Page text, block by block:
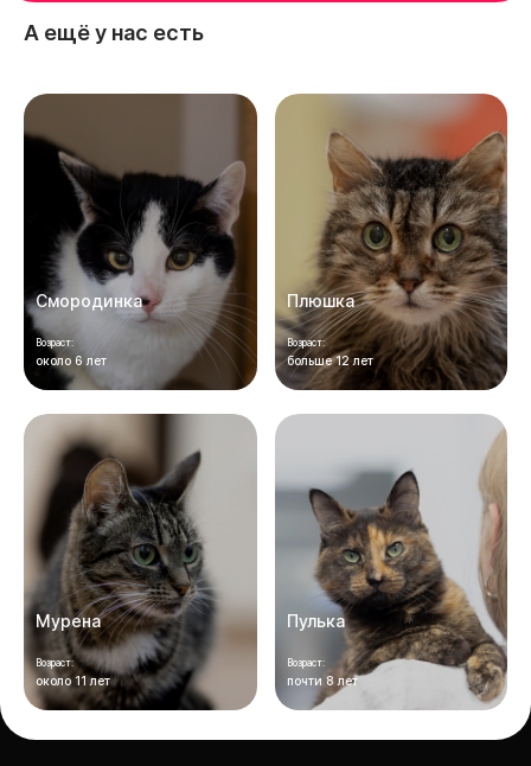
А ещё у нас есть
Смородинка
Возраст:
около 6 лет
Плюшка
Возраст:
больше 12 лет
Мурена
Возраст:
около 11 лет
Пулька
Возраст:
почти 8 лет